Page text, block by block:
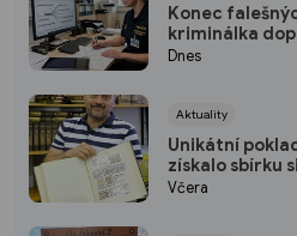
Konec
kriminálka
desítky lidí po
Dnes
Aktuality
Unikátní
získalo sbírku
tisíc
Včera